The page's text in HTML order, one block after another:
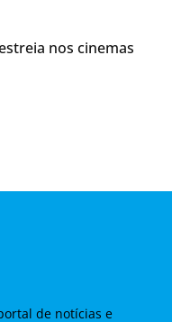
nos cinemas
de notícias e